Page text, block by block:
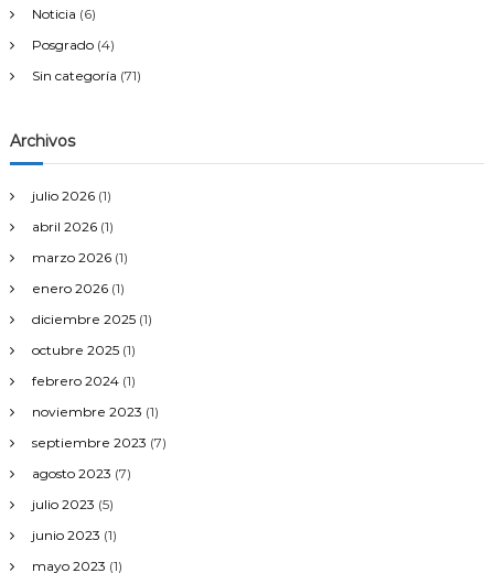
Noticia (6)
Posgrado(4)
Sin categoría (71)
Archivos
julio 2026(1)
abril 2026(1)
marzo 2026(1)
enero 2026(1)
diciembre 2025(1)
octubre 2025(1)
febrero 2024(1)
noviembre 2023 (1)
septiembre 2023 (7)
agosto 2023 (7)
julio 2023 (5)
junio 2023 (1)
mayo 2023 (1)